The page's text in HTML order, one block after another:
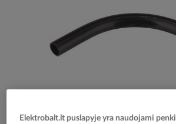
Elektrobalt.lt puslapyje yra naudojami penki